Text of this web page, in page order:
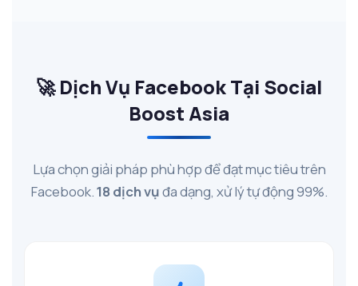
🚀 Dịch Vụ Facebook Tại Social
Boost Asia
Lựa chọn giải pháp phù hợp để đạt mục tiêu trên
Facebook.18 dịch vụđa dạng, xử lý tự động 99%.